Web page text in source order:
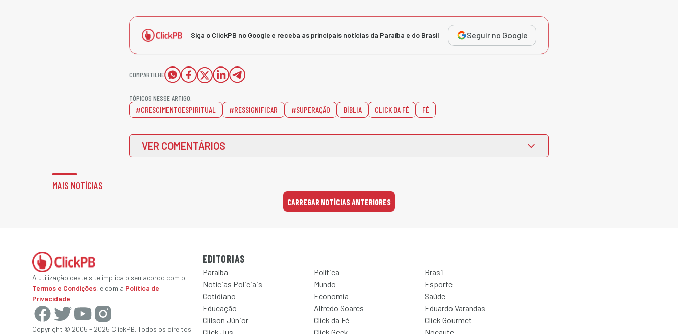
Siga o ClickPB no Google e receba as principais notícias da Paraíba e do Brasil Seguir no Google
COMPARTILHE
TÓPICOS NESSE ARTIGO:
#CRESCIMENTOESPIRITUAL #RESSIGNIFICAR #SUPERAÇÃO BÍBLIA CLICK DA FÉ FÉ
VER COMENTÁRIOS
MAIS NOTÍCIAS
CARREGAR NOTÍCIAS ANTERIORES
A utilização deste site implica o seu acordo com o
Termos e Condições, e com a Política de
Privacidade.
Copyright © 2005 - 2025 ClickPB. Todos os direitos
EDITORIAS
Paraíba Política
Brasil
Notícias Policiais
Mundo
Esporte
Cotidiano
Economia
Saúde
Educação
Alfredo Soares
Eduardo Varandas
Clilson Júnior
Click da Fé
Click Gourmet